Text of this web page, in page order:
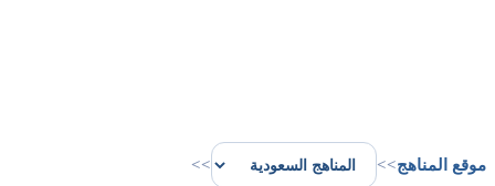
موقع المناهج>>
>>